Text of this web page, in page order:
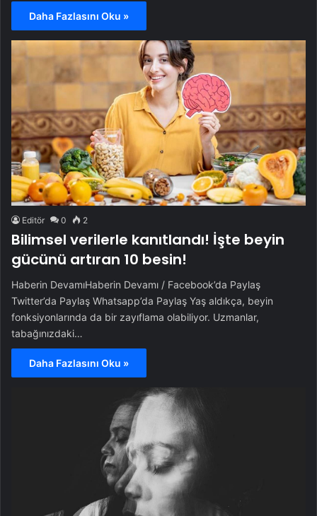
Daha Fazlasını Oku »
Editör 0 2
Bilimsel verilerle kanıtlandı! İşte beyin
gücünü artıran 10 besin!
Haberin DevamıHaberin Devamı / Facebook’da Paylaş
Twitter’da Paylaş Whatsapp’da Paylaş Yaş aldıkça, beyin
fonksiyonlarında da bir zayıflama olabiliyor. Uzmanlar,
tabağınızdaki…
Daha Fazlasını Oku »